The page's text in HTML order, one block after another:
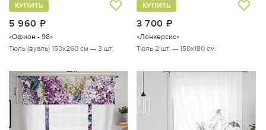
5 960
КУПИТЬ
«Офион - 98»
Тюль (вуаль) 150х260 см — 3 шт.
3 700
КУПИТЬ
«Лонкерсис»
Тюль 2 шт. — 150х180 см.